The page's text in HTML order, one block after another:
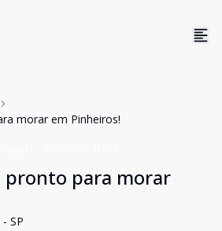
morar em Pinheiros!
para morar
SP